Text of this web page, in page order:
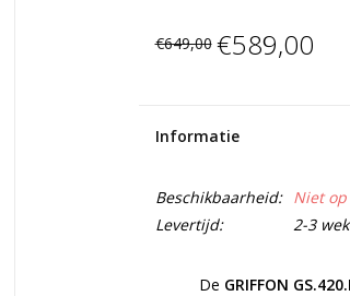
€649,00 €589,00
Informatie
Beschikbaarheid:
Niet
Levertijd:
2-3
De GRIFFON